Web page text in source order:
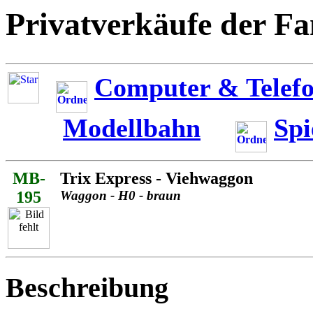
Privatverkäufe der
Computer &
Modellbahn
MB-
195
Trix Express - Viehwaggon
Waggon - H0 - braun
Beschreibung